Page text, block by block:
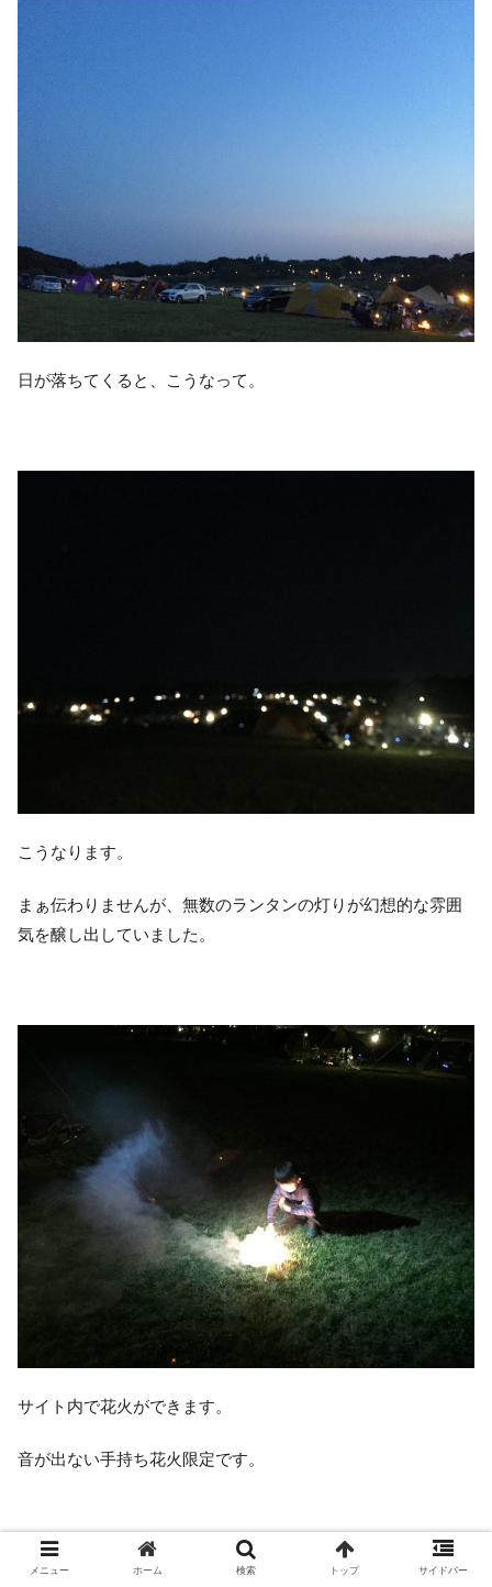
日が落ちてくると、こうなって。
こうなります。
まぁ伝わりませんが、無数のランタンの灯りが幻想的な雰囲
気を醸し出していました。
サイト内で花火ができます。
音が出ない手持ち花火限定です。
メニュー ホーム 検索 トップ サイドバー